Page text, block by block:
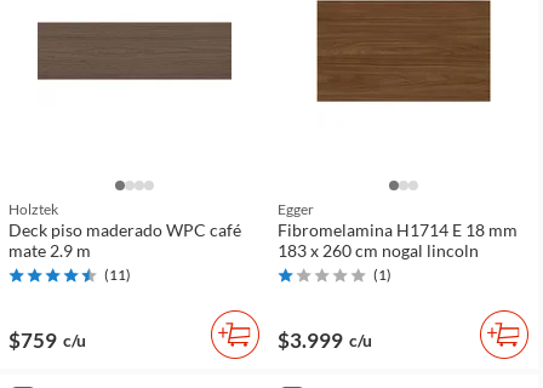
Holztek
Deck piso maderado WPC café
mate 2.9 m
(11)
$759 c/u
Egger
Fibromelamina H1714 E 18 mm
183 x 260 cm nogal lincoln
(1)
$3.999 c/u